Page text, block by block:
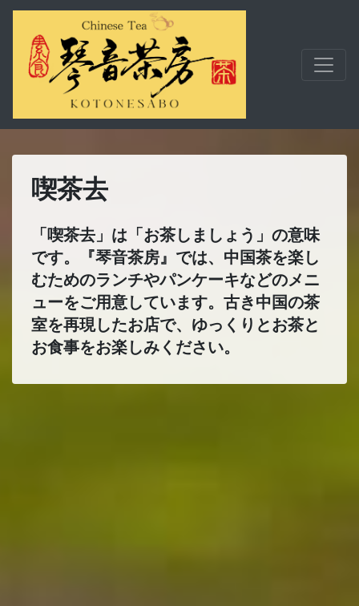
喫茶去
「喫茶去」は「お茶しましょう」の意味
です。『琴音茶房』では、中国茶を楽し
むためのランチやパンケーキなどのメニ
ューをご用意しています。古き中国の茶
室を再現したお店で、ゆっくりとお茶と
お食事をお楽しみください。